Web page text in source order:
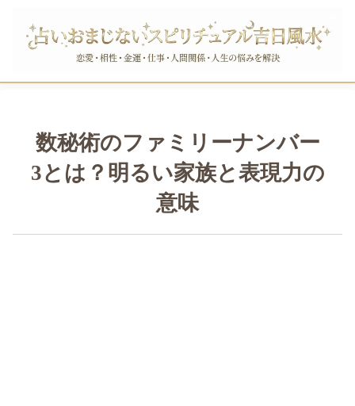
数秘術のファミリーナンバー
3とは？明るい家族と表現力の
意味